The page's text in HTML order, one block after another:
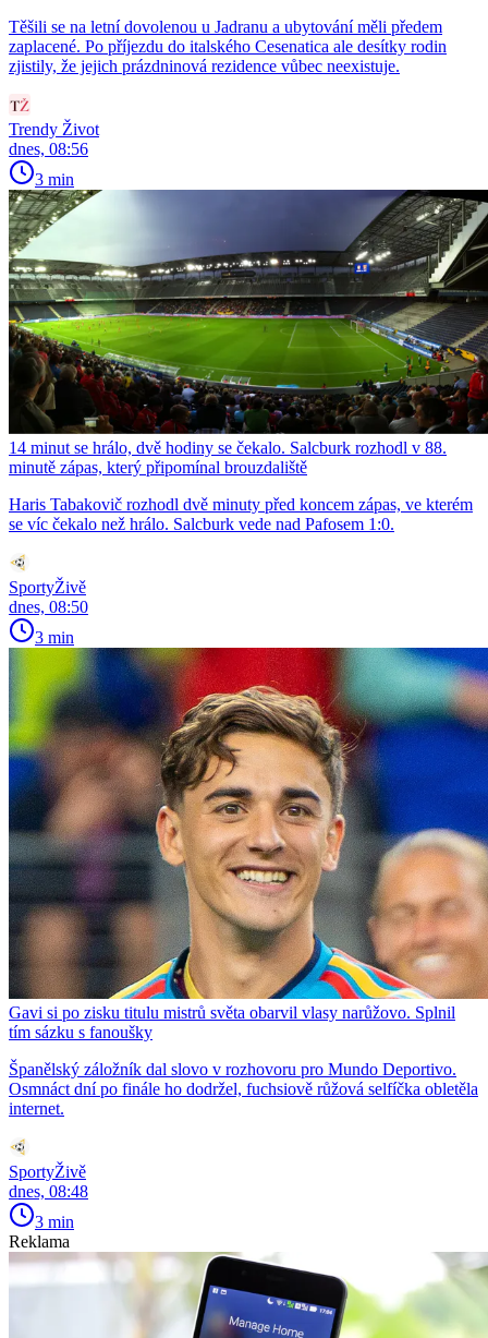
Těšili se na letní dovolenou u Jadranu a ubytování měli předem
zaplacené. Po příjezdu do italského Cesenatica ale desítky rodin
zjistily, že jejich prázdninová rezidence vůbec neexistuje.
Trendy Život
dnes, 08:56
3 min
14 minut se hrálo, dvě hodiny se čekalo. Salcburk rozhodl v 88.
minutě zápas, který připomínal brouzdaliště
Haris Tabakovič rozhodl dvě minuty před koncem zápas, ve kterém
se víc čekalo než hrálo. Salcburk vede nad Pafosem 1:0.
SportyŽivě
dnes, 08:50
3 min
Gavi si po zisku titulu mistrů světa obarvil vlasy narůžovo. Splnil
tím sázku s fanoušky
Španělský záložník dal slovo v rozhovoru pro Mundo Deportivo.
Osmnáct dní po finále ho dodržel, fuchsiově růžová selfíčka obletěla
internet.
SportyŽivě
dnes, 08:48
3 min
Reklama